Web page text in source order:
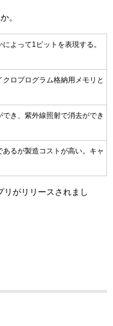
。
よって1ビットを表現する。
ロプログラム格納用メモリと
き、紫外線照射で消去ができ
るが製造コストが高い。キャ
リがリリースされまし